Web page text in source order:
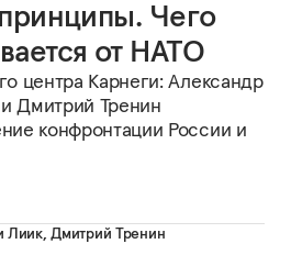
Чего
от НАТО
центра Карнеги: Александр
Дмитрий Тренин
конфронтации России и
Лиик, Дмитрий Тренин